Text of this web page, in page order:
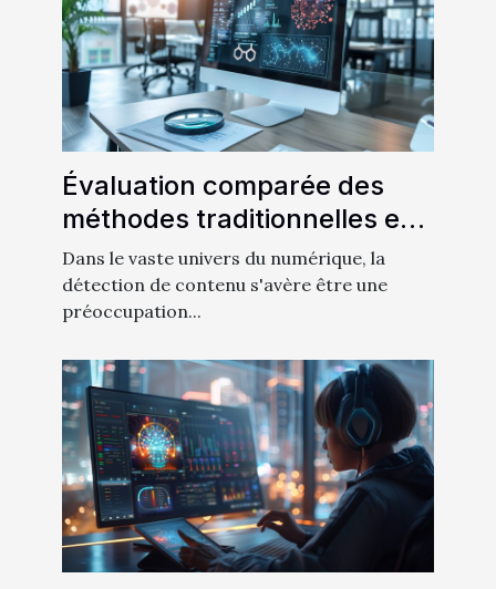
Évaluation comparée des
méthodes traditionnelles et
IA pour la détection de
contenu
Dans le vaste univers du numérique, la
détection de contenu s'avère être une
préoccupation...